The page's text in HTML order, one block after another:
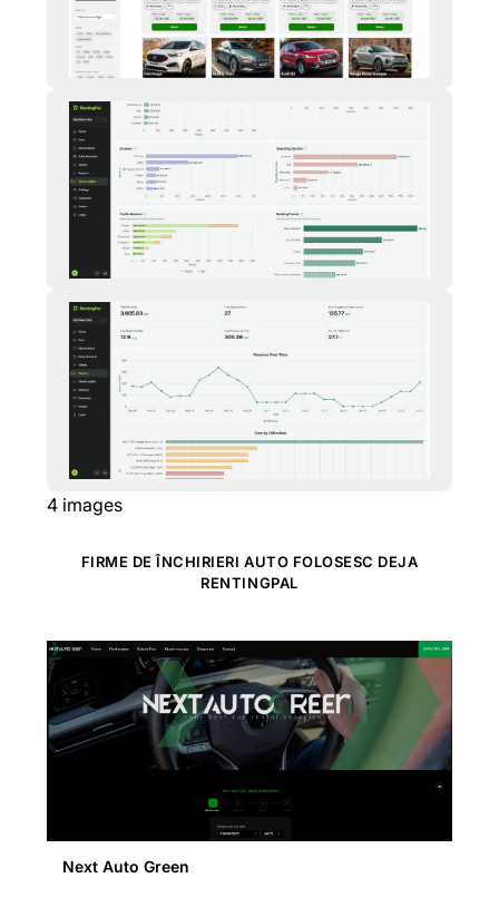
4 images
FIRME DE ÎNCHIRIERI AUTO FOLOSESC DEJA
RENTINGPAL
Next Auto Green